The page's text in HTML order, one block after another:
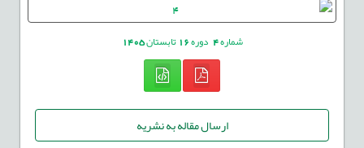
شماره4 دوره16تابستان1405
ارسال مقاله به نشریه